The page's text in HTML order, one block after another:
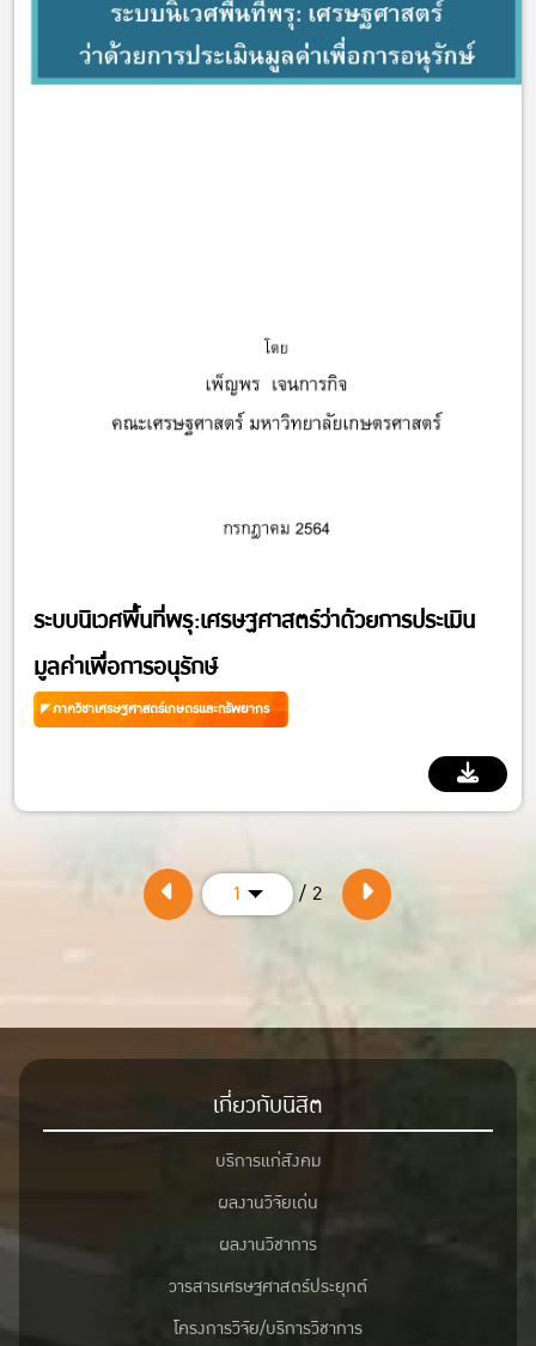
ระบบนิเวศพื้นที่พรุ:เศรษฐศาสตร์ว่าด้วยการประเมิน
มูลค่าเพื่อการอนุรักษ์
ภาควิชาเศรษฐศาสตร์เกษตรและทรัพยากร
1 / 2
เกี่ยวกับนิสิต
บริการแก่สังคม
ผลงานวิจัยเด่น
ผลงานวิชาการ
วารสารเศรษฐศาสตร์ประยุกต์
โครงการวิจัย/บริการวิชาการ